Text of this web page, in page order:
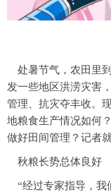
处暑节气，农田里
发一些地区洪涝灾害
管理、抗灾夺丰收。
地粮食生产情况如何
做好田间管理？记者
秋粮长势总体良好
“经过专家指导，